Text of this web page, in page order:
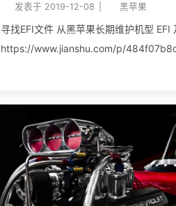
发表于 2019-12-08 黑苹果
寻找EFI文件 从黑苹果长期维护机型 EFI 及安装教程整理
https://www.jianshu.com/p/484f07b8c7fd
Clover的https://blog.daliansky.net/
18G87-Release-version-with-Clover-
制作启动U盘下载etcher软件，https://
择U盘，点击Flash即可。（10分钟左右） 也可以用TransMac
启动盘（比较麻烦），用管理员权限打